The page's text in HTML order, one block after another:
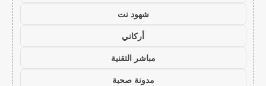
شهود نت
أركاني
مباشر التقنية
مدونة صحبة